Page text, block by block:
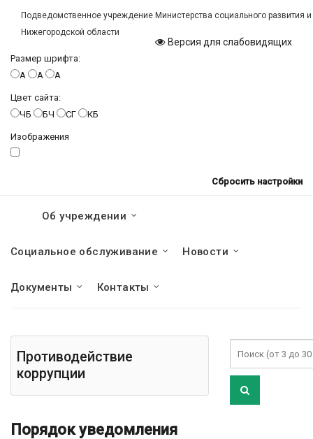
Подведомственное учреждение Министерства социального развития
Нижегородской области
Версия для слабовидящих
Размер шрифта:
A
A A
Цвет сайта:
ЧБ
БЧ СГ КБ
Изображения
Сбросить настройки
Об учреждении
Социальное обслуживание Новости
Документы Контакты
Противодействие
коррупции
Порядок уведомления